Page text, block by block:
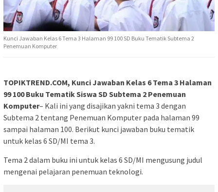
Kunci Jawaban Kelas 6 Tema 3 Halaman 99 100 SD Buku Tematik Subtema 2
Penemuan Komputer
TOPIKTREND.COM, Kunci Jawaban Kelas 6 Tema 3 Halaman
99 100 Buku Tematik Siswa SD Subtema 2 Penemuan
Komputer– Kali ini yang disajikan yakni tema 3 dengan
Subtema 2 tentang Penemuan Komputer pada halaman 99
sampai halaman 100. Berikut kunci jawaban buku tematik
untuk kelas 6 SD/MI tema 3.
Tema 2 dalam buku ini untuk kelas 6 SD/MI mengusung judul
mengenai pelajaran penemuan teknologi.